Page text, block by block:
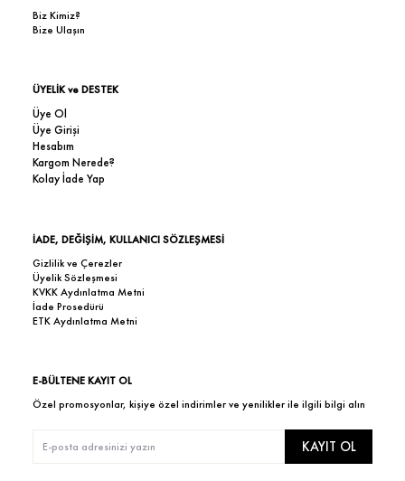
Biz Kimiz?
Bize Ulaşın
ÜYELİK ve DESTEK
Üye Ol
Üye Girişi
Hesabım
Kargom Nerede?
Kolay İade Yap
İADE, DEĞİŞİM, KULLANICI SÖZLEŞMESİ
Gizlilik ve Çerezler
Üyelik Sözleşmesi
KVKK Aydınlatma Metni
İade Prosedürü
ETK Aydınlatma Metni
E-BÜLTENE KAYIT OL
Özel promosyonlar, kişiye özel indirimler ve yenilikler ile ilgili bilgi alın
KAYIT OL